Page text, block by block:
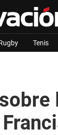
Tenis